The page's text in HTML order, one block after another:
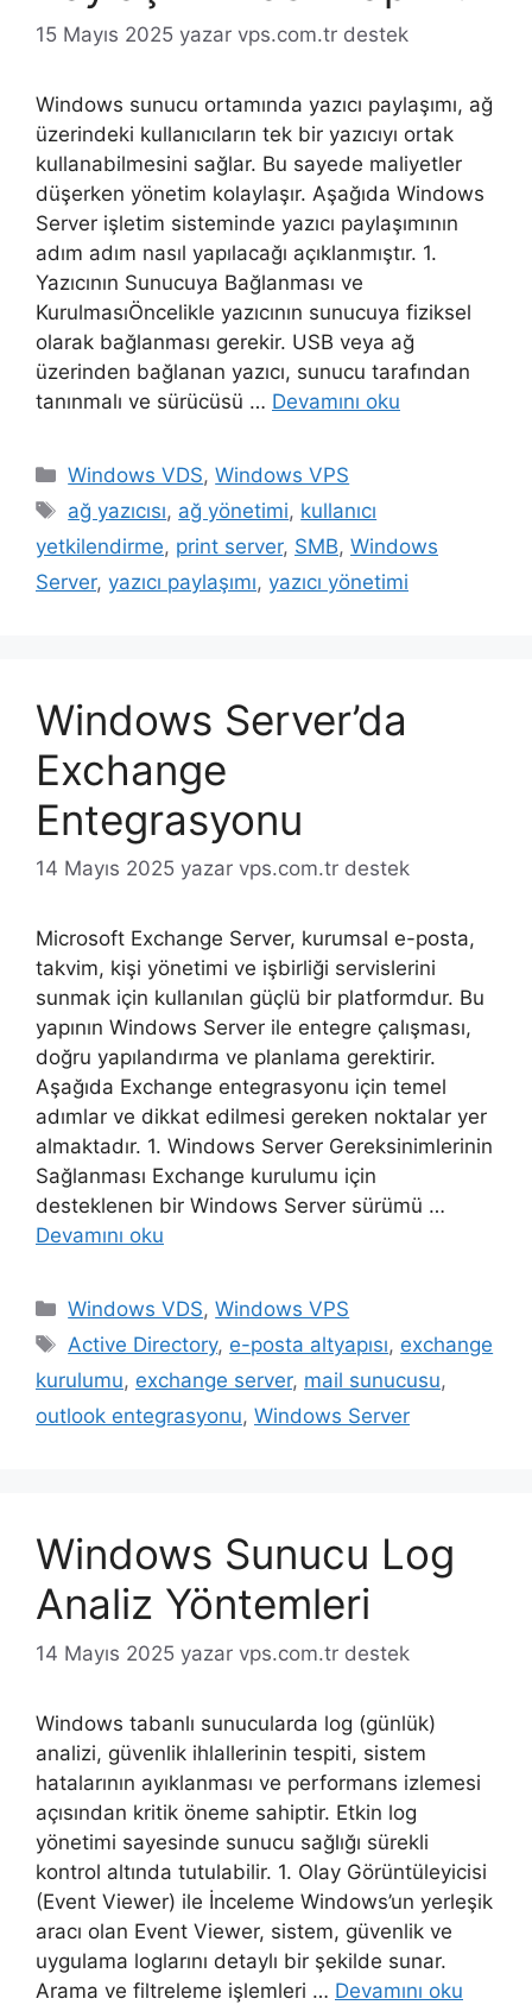
15 Mayıs 2025 yazar vps.com.tr destek
Windows sunucu ortamında yazıcı paylaşımı, ağ
üzerindeki kullanıcıların tek bir yazıcıyı ortak
kullanabilmesini sağlar. Bu sayede maliyetler
düşerken yönetim kolaylaşır. Aşağıda Windows
Server işletim sisteminde yazıcı paylaşımının
adım adım nasıl yapılacağı açıklanmıştır. 1.
Yazıcının Sunucuya Bağlanması ve
KurulmasıÖncelikle yazıcının sunucuya fiziksel
olarak bağlanması gerekir. USB veya ağ
üzerinden bağlanan yazıcı, sunucu tarafından
tanınmalı ve sürücüsü … Devamını oku
Kategoriler
Windows VDS,Windows VPS
Etiketler
ağ yazıcısı, ağ yönetimi, kullanıcı
yetkilendirme, print server, SMB, Windows
Server, yazıcı paylaşımı, yazıcı yönetimi
Windows Server’da
Exchange
Entegrasyonu
14 Mayıs 2025 yazar vps.com.tr destek
Microsoft Exchange Server, kurumsal e-posta,
takvim, kişi yönetimi ve işbirliği servislerini
sunmak için kullanılan güçlü bir platformdur. Bu
yapının Windows Server ile entegre çalışması,
doğru yapılandırma ve planlama gerektirir.
Aşağıda Exchange entegrasyonu için temel
adımlar ve dikkat edilmesi gereken noktalar yer
almaktadır. 1. Windows Server Gereksinimlerinin
Sağlanması Exchange kurulumu için
desteklenen bir Windows Server sürümü …
Devamını oku
Kategoriler
Windows VDS,Windows VPS
Etiketler
Active Directory, e-posta altyapısı, exchange
kurulumu, exchange server, mail sunucusu,
outlook entegrasyonu, Windows Server
Windows Sunucu Log
Analiz Yöntemleri
14 Mayıs 2025 yazar vps.com.tr destek
Windows tabanlı sunucularda log (günlük)
analizi, güvenlik ihlallerinin tespiti, sistem
hatalarının ayıklanması ve performans izlemesi
açısından kritik öneme sahiptir. Etkin log
yönetimi sayesinde sunucu sağlığı sürekli
kontrol altında tutulabilir. 1. Olay Görüntüleyicisi
(Event Viewer) ile İnceleme Windows’un yerleşik
aracı olan Event Viewer, sistem, güvenlik ve
uygulama loglarını detaylı bir şekilde sunar.
Arama ve filtreleme işlemleri … Devamını oku